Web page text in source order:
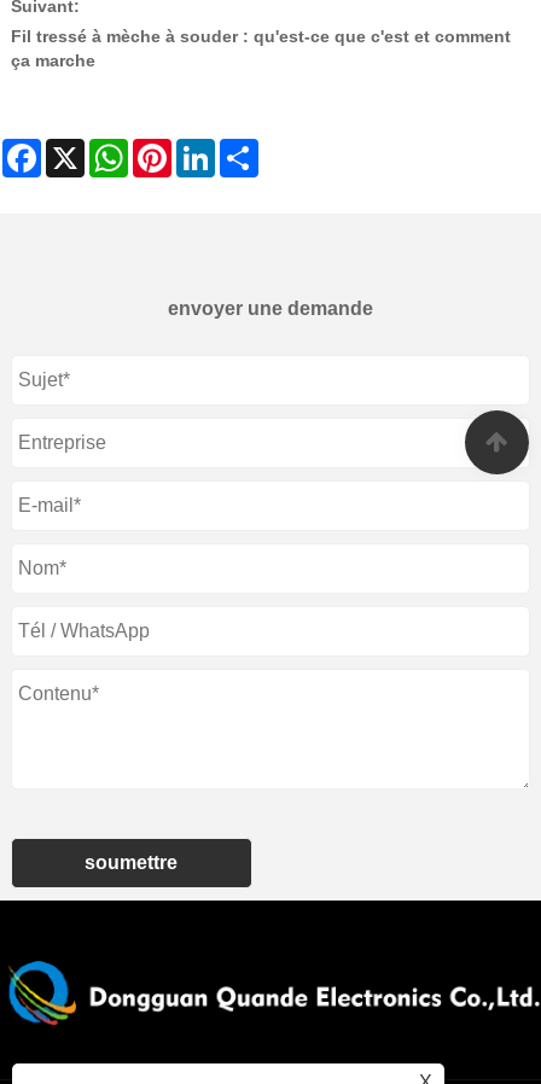
Suivant:
Fil tressé à mèche à souder : qu'est-ce que c'est et comment
ça marche
Facebook
X WhatsAppPinterestLinkedIn
envoyer une demande
soumettre